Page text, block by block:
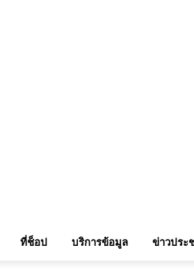
ที่ช็อป บริการข้อมูล ข่าวประ